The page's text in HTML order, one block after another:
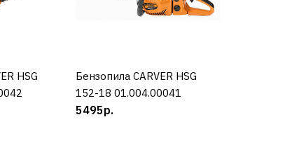
BR 25-12
HSG
КУПИТЬ
Бензопила CARVER HSG
152-18 01.004.00041
5495р.